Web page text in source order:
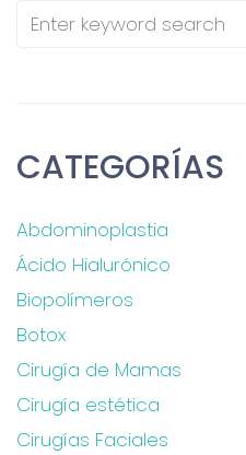
CATEGORÍAS
Abdominoplastia
Ácido Hialurónico
Biopolímeros
Botox
Cirugía de Mamas
Cirugía estética
Cirugías Faciales